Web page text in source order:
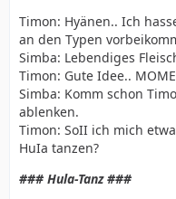
Timon: Hyänen.. Ich
an den Typen
Simba: Lebendiges
Timon: Gute Idee..
Simba: Komm schon
ablenken.
Timon: SoII ich mich
HuIa tanzen?
### Hula-Tanz ###